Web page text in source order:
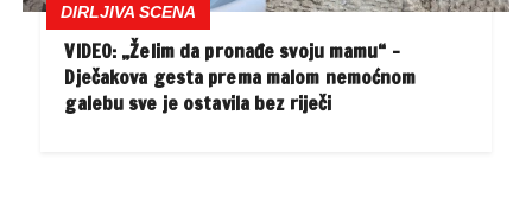
DIRLJIVA SCENA
VIDEO: „Želim da pronađe svoju mamu“ –
Dječakova gesta prema malom nemoćnom
galebu sve je ostavila bez riječi